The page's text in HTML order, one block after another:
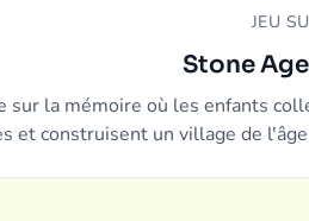
JEU
Stone
sur la mémoire où les enfants
et construisent un village de